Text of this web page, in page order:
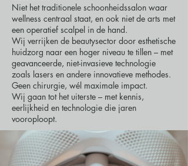
Niet het traditionele schoonheidssalon waar
wellness centraal staat, en ook niet de arts met
een operatief scalpel in de hand.
Wij verrijken de beautysector door esthetische
huidzorg naar een hoger niveau te tillen – met
geavanceerde, niet-invasieve technologie
zoals lasers en andere innovatieve methodes.
Geen chirurgie, wél maximale impact.
Wij gaan tot het uiterste – met kennis,
eerlijkheid en technologie die jaren
vooroploopt.